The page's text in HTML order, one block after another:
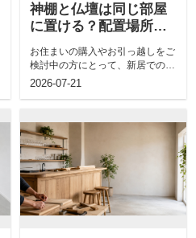
神棚と仏壇は同じ部屋
に置ける？配置場所や
注意点についても解説
お住まいの購入やお引っ越しをご
検討中の方にとって、新居での神
棚や仏壇の配置は悩ましい問題で
2026-07-21